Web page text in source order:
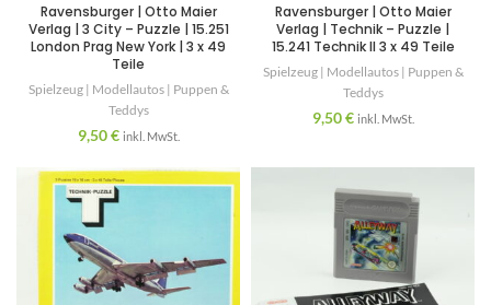
Ravensburger | Otto Maier
Verlag | 3 City – Puzzle | 15.251
London Prag New York | 3 x 49
Teile
Spielzeug | Modellautos | Puppen &
Teddys
9,50€ inkl. MwSt.
Ravensburger | Otto Maier
Verlag | Technik – Puzzle |
15.241 Technik II 3 x 49 Teile
Spielzeug | Modellautos | Puppen &
Teddys
9,50€ inkl. MwSt.